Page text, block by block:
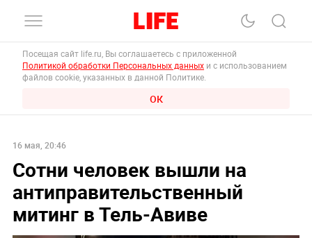
Посещая сайт life.ru, Вы соглашаетесь с приложенной
Политикой обработки Персональных данных и с использованием
файлов cookie, указанных в данной Политике.
ОК
16 мая, 20:46
Сотни человек вышли на
антиправительственный
митинг в Тель-Авиве